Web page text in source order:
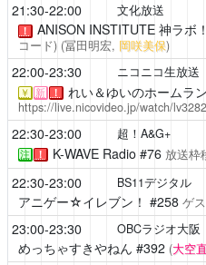
21:30-22:00 文化放送
！ ANISON INSTITUTE 神ラボ！
コード) (冨田明宏, 岡咲美保)
22:00-23:30 ニコニコ生放送
￥ 新 ！ れい＆ゆいのホームラ
https://live.nicovideo.jp/watch/
22:30-23:00 超！A&G+
注 ！ K-WAVE Radio#76 放送枠
22:30-23:00 BS11デジタル
アニゲー☆イレブン！ #258 ゲ
23:00-23:30 OBCラジオ大阪
めっちゃすきやねん #392 (大空